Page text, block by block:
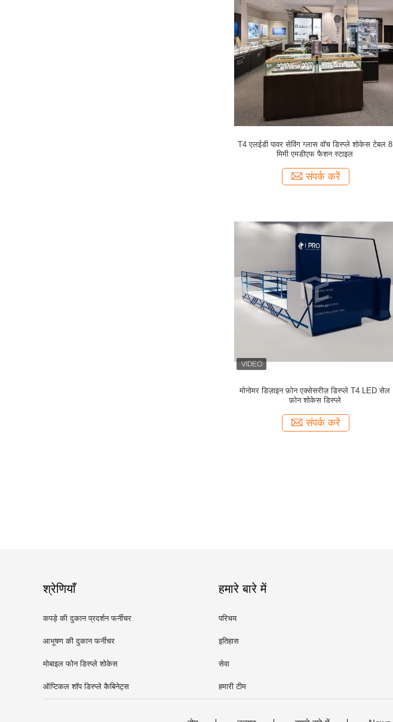
T4 एलईडी पावर सेविंग ग्लास वॉच डिस्प्ले शोकेस टेबल 8
मिमी एमडीएफ फैशन स्टाइल
संपर्क करें
मोनोमर डिज़ाइन फ़ोन एक्सेसरीज़ डिस्प्ले T4 LED सेल
फ़ोन शोकेस डिस्प्ले
संपर्क करें
श्रेणियाँ
कपड़े की दुकान प्रदर्शन फर्नीचर
आभूषण की दुकान फर्नीचर
मोबाइल फोन डिस्प्ले शोकेस
ऑप्टिकल शॉप डिस्प्ले कैबिनेट्स
हमारे बारे में
परिचय
इतिहास
सेवा
हमारी टीम